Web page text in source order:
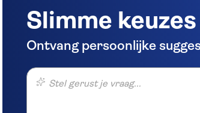
Slimme keuzes
Ontvang persoonlijke
Stel gerust je vraag...